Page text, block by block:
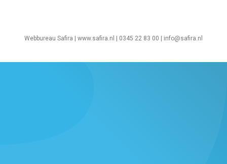
Webbureau Safira | www.safira.nl | 0345 22 83 00 | info@safira.nl